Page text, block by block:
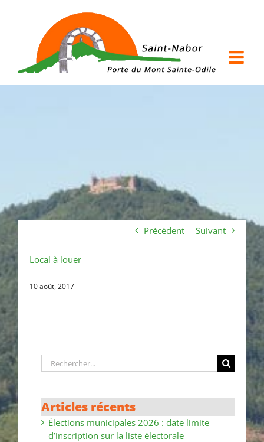
Précédent Suivant
Local à louer
10 août, 2017
Rechercher:
Articles récents
Élections municipales 2026 : date limite
d’inscription sur la liste électorale